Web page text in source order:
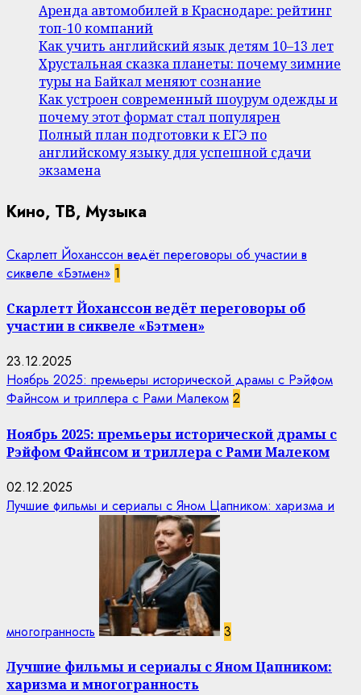
Аренда автомобилей в Краснодаре: рейтинг
топ-10 компаний
Как учить английский язык детям 10–13 лет
Хрустальная сказка планеты: почему зимние
туры на Байкал меняют сознание
Как устроен современный шоурум одежды и
почему этот формат стал популярен
Полный план подготовки к ЕГЭ по
английскому языку для успешной сдачи
экзамена
Кино, ТВ, Музыка
Скарлетт Йоханссон ведёт переговоры об участии в
сиквеле «Бэтмен» 1
Скарлетт Йоханссон ведёт переговоры об
участии в сиквеле «Бэтмен»
23.12.2025
Ноябрь 2025: премьеры исторической драмы с Рэйфом
Файнсом и триллера с Рами Малеком 2
Ноябрь 2025: премьеры исторической драмы с
Рэйфом Файнсом и триллера с Рами Малеком
02.12.2025
Лучшие фильмы и сериалы с Яном Цапником: харизма и
многогранность 3
Лучшие фильмы и сериалы с Яном Цапником:
харизма и многогранность